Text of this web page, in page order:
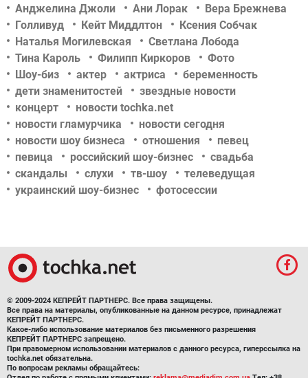
Анджелина Джоли
Ани Лорак
Вера Брежнева
Голливуд
Кейт Миддлтон
Ксения Собчак
Наталья Могилевская
Светлана Лобода
Тина Кароль
Филипп Киркоров
Фото
Шоу-биз
актер актриса
беременность
дети знаменитостей
звездные новости
концерт
новости tochka.net
новости гламурчика
новости сегодня
новости шоу бизнеса
отношения
певец
певица
российский шоу-бизнес
свадьба
скандалы
слухи тв-шоу
телеведущая
украинский шоу-бизнес
фотосессии
© 2009-2024 КЕПРЕЙТ ПАРТНЕРС. Все права защищены.
Все права на материалы, опубликованные на данном ресурсе, принадлежат
КЕПРЕЙТ ПАРТНЕРС.
Какое-либо использование материалов без письменного разрешения
КЕПРЕЙТ ПАРТНЕРС запрещено.
При правомерном использовании материалов с данного ресурса, гиперссылка на
tochka.net обязательна.
По вопросам рекламы обращайтесь: